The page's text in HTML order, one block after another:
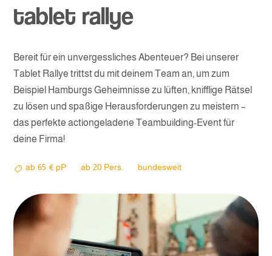
tablet rallye
Bereit für ein unvergessliches Abenteuer? Bei unserer
Tablet Rallye trittst du mit deinem Team an, um zum
Beispiel Hamburgs Geheimnisse zu lüften, knifflige Rätsel
zu lösen und spaßige Herausforderungen zu meistern –
das perfekte actiongeladene Teambuilding-Event für
deine Firma!
ab 65 € pP ab 20 Pers. bundesweit